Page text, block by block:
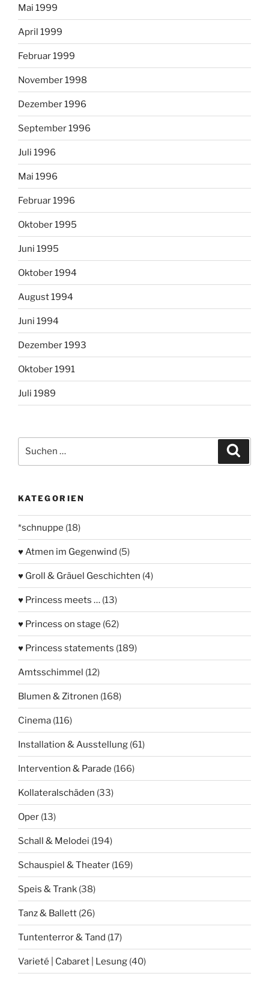
Mai 1999
April 1999
Februar 1999
November 1998
Dezember 1996
September 1996
Juli 1996
Mai 1996
Februar 1996
Oktober 1995
Juni 1995
Oktober 1994
August 1994
Juni 1994
Dezember 1993
Oktober 1991
Juli 1989
nach:
KATEGORIEN
*schnuppe (18)
♥ Atmen im Gegenwind (5)
♥ Groll & Gräuel Geschichten (4)
♥ Princess meets … (13)
♥ Princess on stage (62)
♥ Princess statements (189)
Amtsschimmel (12)
Blumen & Zitronen (168)
Cinema (116)
Installation & Ausstellung (61)
Intervention & Parade (166)
Kollateralschäden (33)
Oper (13)
Schall & Melodei (194)
Schauspiel & Theater (169)
Speis & Trank (38)
Tanz & Ballett (26)
Tuntenterror & Tand (17)
Varieté | Cabaret | Lesung (40)